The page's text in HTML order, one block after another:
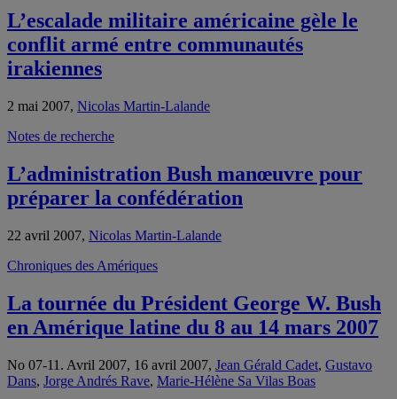
L’escalade militaire américaine gèle le
conflit armé entre communautés
irakiennes
2 mai 2007, Nicolas Martin-Lalande
Notes de recherche
L’administration Bush manœuvre pour
préparer la confédération
22 avril 2007, Nicolas Martin-Lalande
Chroniques des Amériques
La tournée du Président George W. Bush
en Amérique latine du 8 au 14 mars 2007
No 07-11. Avril 2007, 16 avril 2007, Jean Gérald Cadet, Gustavo
Dans, Jorge Andrés Rave, Marie-Hélène Sa Vilas Boas